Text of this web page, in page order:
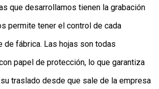
que desarrollamos tienen la grabación
permite tener el control de cada
de fábrica. Las hojas son todas
papel de protección, lo que garantiza
traslado desde que sale de la empresa